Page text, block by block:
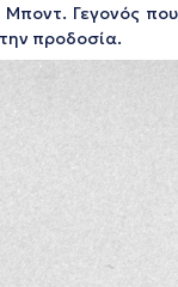
Γεγονός
προδοσία.